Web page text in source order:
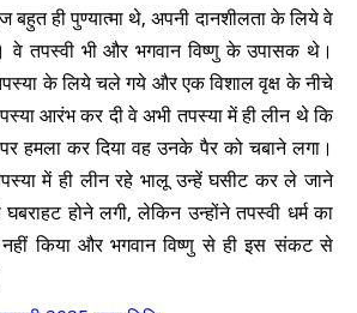
बहुत ही पुण्यात्मा थे, अपनी दानशीलता के लिये वे
वे तपस्वी भी और भगवान विष्णु के उपासक थे।
के लिये चले गये और एक विशाल वृक्ष के नीचे
आरंभ कर दी वे अभी तपस्या में ही लीन थे कि
हमला कर दिया वह उनके पैर को चबाने लगा।
में ही लीन रहे भालू उन्हें घसीट कर ले जाने
होने लगी, लेकिन उन्होंने तपस्वी धर्म का
किया और भगवान विष्णु से ही इस संकट से